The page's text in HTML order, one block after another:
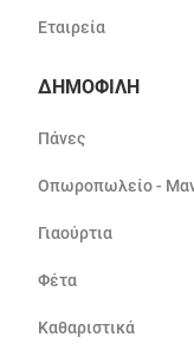
Εταιρεία
ΔΗΜΟΦΙΛΗ
Πάνες
Οπωροπωλείο -
Γιαούρτια
Φέτα
Καθαριστικά